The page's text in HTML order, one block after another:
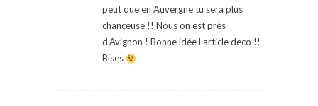
peut que en Auvergne tu sera plus
chanceuse !! Nous on est près
d’Avignon ! Bonne idée l’article deco !!
Bises